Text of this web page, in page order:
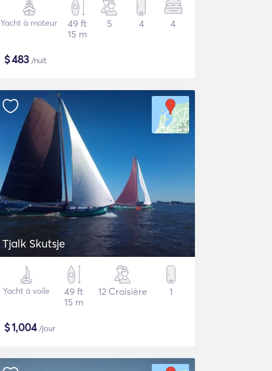
Yacht à moteur
49 ft
15 m
5 4 4
$483 /nuit
Tjalk Skutsje
Yacht à voile
49 ft
15 m
12 Croisière 1
$1,004/jour